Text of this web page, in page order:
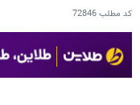
کد مطلب72846